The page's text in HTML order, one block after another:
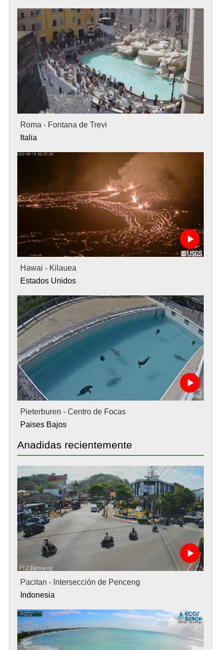
Roma - Fontana de Trevi
Italia
Hawai - Kilauea
Estados Unidos
Pieterburen - Centro de Focas
Paises Bajos
Anadidas recientemente
Pacitan - Intersección de Penceng
Indonesia